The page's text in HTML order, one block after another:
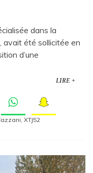
dans la
avait été sollicitée en
d’une
LIRE +
XTJ52